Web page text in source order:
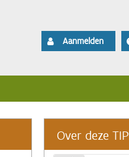
Aanmelden
Over deze TIP